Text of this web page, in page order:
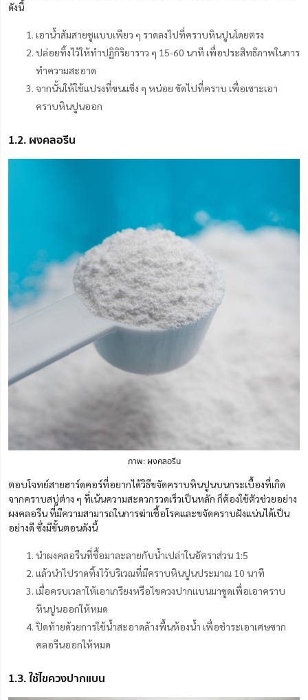
ดังนี้
เอาน้ำส้มสายชูแบบเพียว ๆ ราดลงไปที่คราบหินปูนโดยตรง
ปล่อยทิ้งไว้ให้ทำปฏิกิริยาราว ๆ 15-60 นาที เพื่อประสิทธิภาพในการ
ทำความสะอาด
จากนั้นให้ใช้แปรงที่ขนแข็ง ๆ หน่อย ขัดไปที่คราบ เพื่อเซาะเอา
คราบหินปูนออก
1.2. ผงคลอรีน
ภาพ: ผงคลอรีน
ตอบโจทย์สายฮาร์ดคอร์ที่อยากได้วิธีขจัดคราบหินปูนบนกระเบื้องที่เกิด
จากคราบสบู่ต่าง ๆ ที่เน้นความสะดวกรวดเร็วเป็นหลัก ก็ต้องใช้ตัวช่วยอย่าง
ผงคลอรีน ที่มีความสามารถในการฆ่าเชื้อโรคและขจัดคราบฝังแน่นได้เป็น
อย่างดี ซึ่งมีขั้นตอนดังนี้
นำผงคลอรีนที่ซื้อมาละลายกับน้ำเปล่าในอัตราส่วน 1:5
แล้วนำไปราดทิ้งไว้บริเวณที่มีคราบหินปูนประมาณ 10 นาที
เมื่อครบเวลาให้เอาเกรียงหรือไขควงปากแบนมาขูดเพื่อเอาคราบ
หินปูนออกให้หมด
ปิดท้ายด้วยการใช้น้ำสะอาดล้างพื้นห้องน้ำ เพื่อชำระเอาเศษซาก
คลอรีนออกให้หมด
1.3. ใช้ไขควงปากแบน